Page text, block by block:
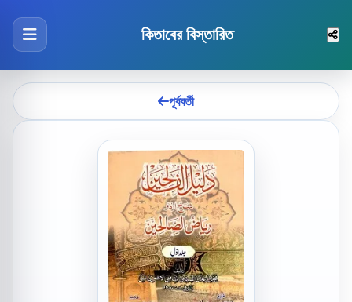
কিতাবের বিস্তারিত
পূর্ববর্তী